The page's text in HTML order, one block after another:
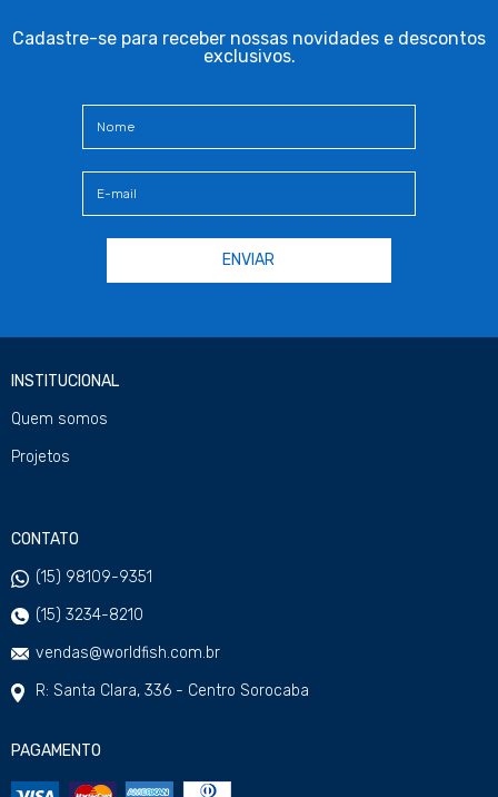
Cadastre-se para receber nossas novidades e descontos
exclusivos.
INSTITUCIONAL
Quem somos
Projetos
CONTATO
(15) 98109-9351
(15) 3234-8210
vendas@worldfish.com.br
R: Santa Clara, 336 - Centro Sorocaba
PAGAMENTO